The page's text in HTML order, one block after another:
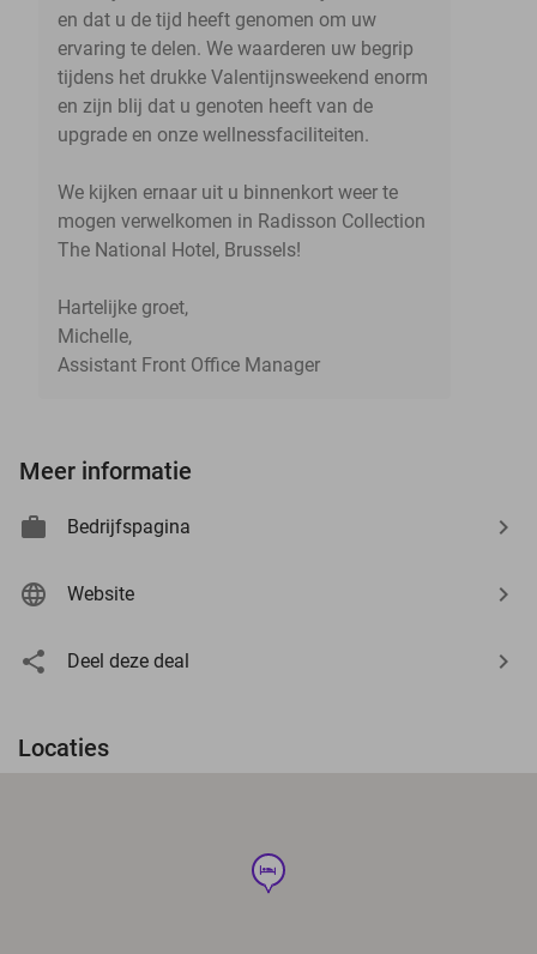
en dat u de tijd heeft genomen om uw
ervaring te delen. We waarderen uw begrip
tijdens het drukke Valentijnsweekend enorm
en zijn blij dat u genoten heeft van de
upgrade en onze wellnessfaciliteiten.
We kijken ernaar uit u binnenkort weer te
mogen verwelkomen in Radisson Collection
The National Hotel, Brussels!
Hartelijke groet,
Michelle,
Assistant Front Office Manager
Meer informatie
Bedrijfspagina
Website
Deel deze deal
Locaties
hotel